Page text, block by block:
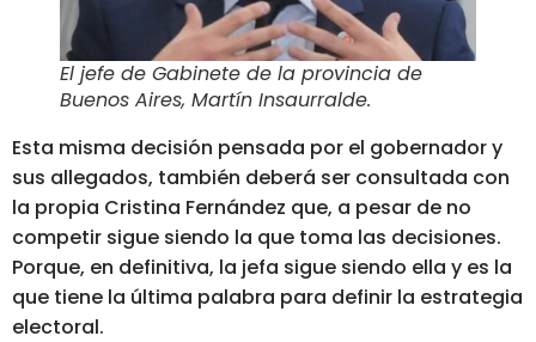
El jefe de Gabinete de la provincia de
Buenos Aires, Martín Insaurralde.
Esta misma decisión pensada por el gobernador y
sus allegados, también deberá ser consultada con
la propia Cristina Fernández que, a pesar de no
competir sigue siendo la que toma las decisiones.
Porque, en definitiva, la jefa sigue siendo ella y es la
que tiene la última palabra para definir la estrategia
electoral.